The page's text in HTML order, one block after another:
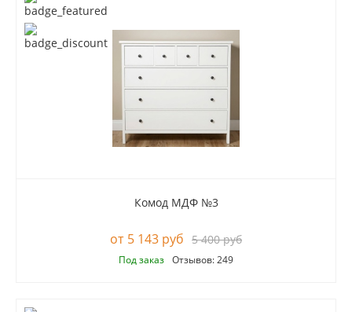
Комод МДФ №3
5 143 руб 5 400 руб
Под заказ Отзывов: 249